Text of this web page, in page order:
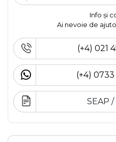
Info și
Ai nevoie de
(+4) 021
(+4)
SEAP /